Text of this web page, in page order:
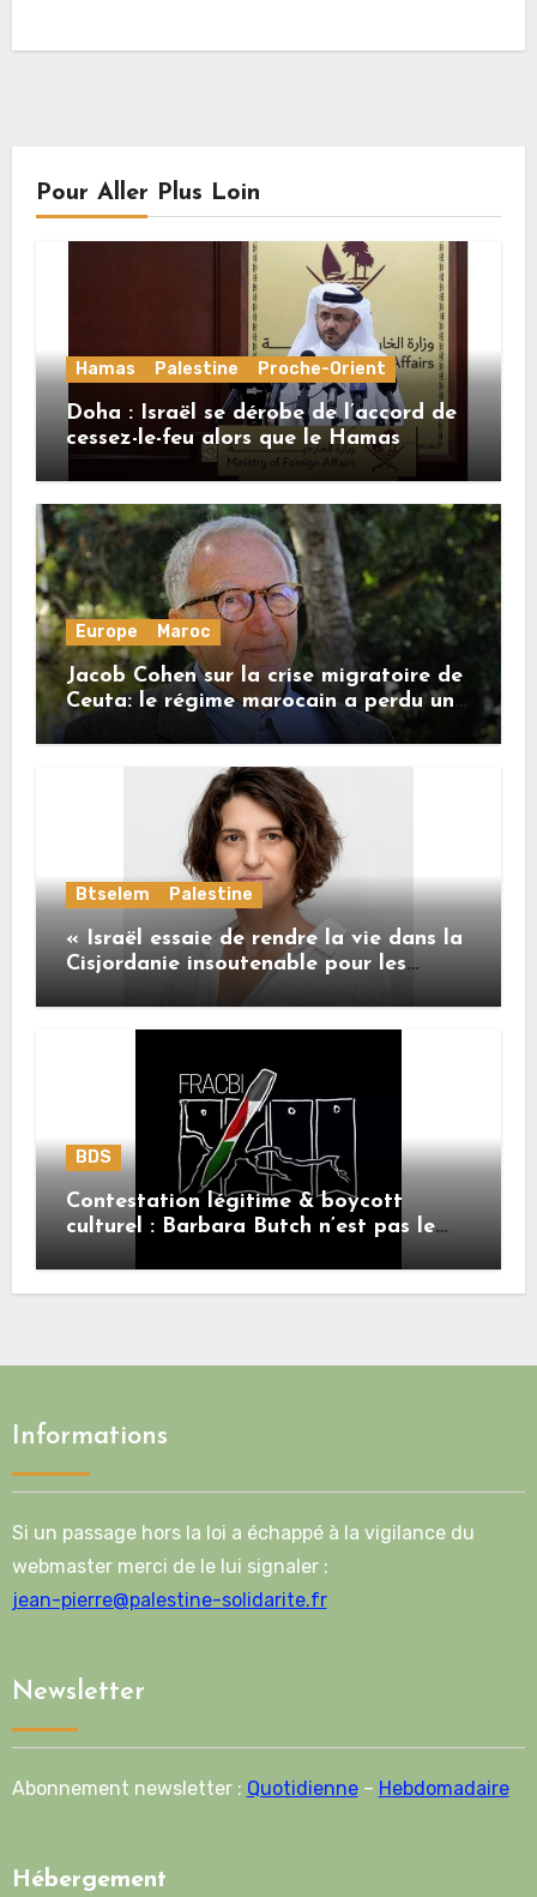
Pour Aller Plus Loin
Hamas Palestine Proche-Orient
Doha : Israël se dérobe de l’accord de
cessez-le-feu alors que le Hamas
honore ses engagements
Europe Maroc
Jacob Cohen sur la crise migratoire de
Ceuta: le régime marocain a perdu une
bonne part de sa crédibilité vis-à-vis
de l’Union européenne
Btselem Palestine
« Israël essaie de rendre la vie dans la
Cisjordanie insoutenable pour les
BDS
Contestation légitime & boycott
culturel : Barbara Butch n’est pas le
Informations
Si un passage hors la loi a échappé à la vigilance du
webmaster merci de le lui signaler :
jean-pierre@palestine-solidarite.fr
Newsletter
Abonnement newsletter : Quotidienne– Hebdomadaire
Hébergement